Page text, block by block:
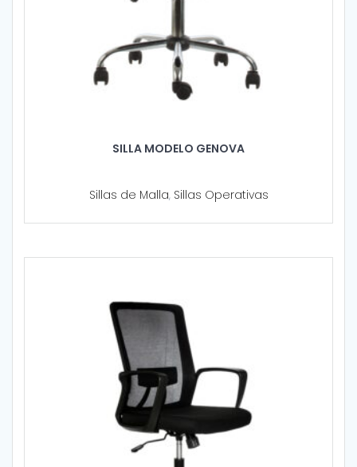
SILLA MODELO GENOVA
Sillas de Malla, Sillas Operativas